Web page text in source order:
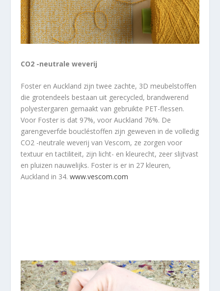
CO2 -neutrale weverij
Foster en Auckland zijn twee zachte, 3D meubelstoffen
die grotendeels bestaan uit gerecycled, brandwerend
polyestergaren gemaakt van gebruikte PET-flessen.
Voor Foster is dat 97%, voor Auckland 76%. De
garengeverfde boucléstoffen zijn geweven in de volledig
CO2 -neutrale weverij van Vescom, ze zorgen voor
textuur en tactiliteit, zijn licht- en kleurecht, zeer slijtvast
en pluizen nauwelijks. Foster is er in 27 kleuren,
Auckland in 34.www.vescom.com